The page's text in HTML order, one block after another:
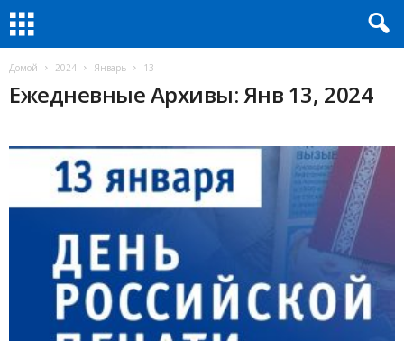
Домой 2024 Январь 13
Ежедневные Архивы: Янв 13, 2024